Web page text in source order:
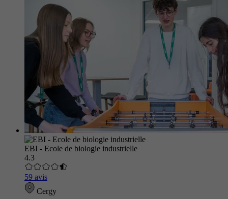
EBI - Ecole de biologie industrielle
4.3
59 avis
Cergy